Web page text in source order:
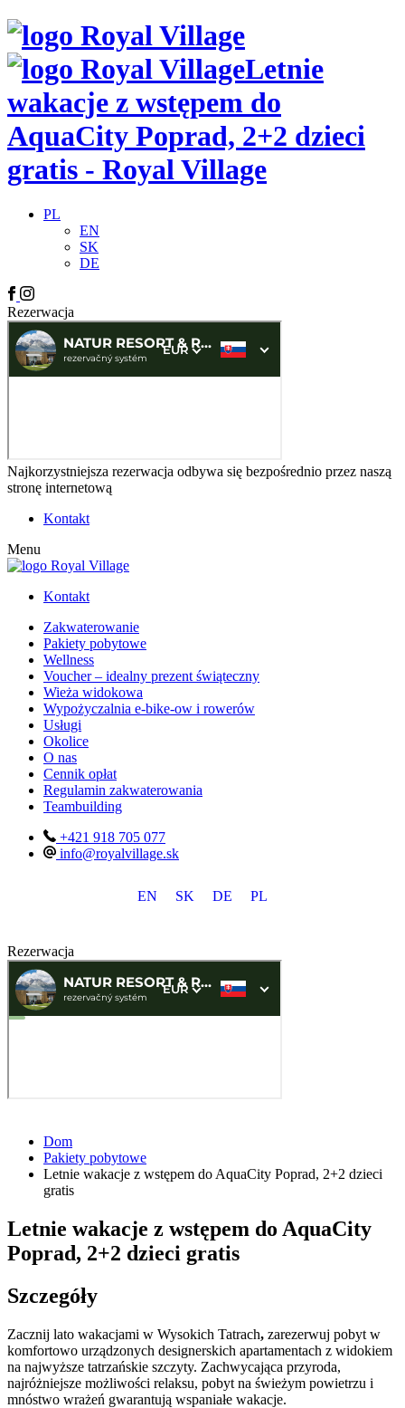
Letnie
wakacje z wstępem do
AquaCity Poprad, 2+2 dzieci
gratis - Royal Village
PL
EN
SK
DE
Rezerwacja
Najkorzystniejsza rezerwacja odbywa się bezpośrednio przez naszą
stronę internetową
Kontakt
Menu
Kontakt
Zakwaterowanie
Pakiety pobytowe
Wellness
Voucher – idealny prezent świąteczny
Wieża widokowa
Wypożyczalnia e-bike-ow i rowerów
Usługi
Okolice
O nas
Cennik opłat
Regulamin zakwaterowania
Teambuilding
+421 918 705 077
info@royalvillage.sk
EN SK DE PL
Rezerwacja
Dom
Pakiety pobytowe
Letnie wakacje z wstępem do AquaCity Poprad, 2+2 dzieci
gratis
Letnie wakacje z wstępem do AquaCity
Poprad, 2+2 dzieci gratis
Szczegóły
Zacznij lato wakacjami w Wysokich Tatrach, zarezerwuj pobyt w
komfortowo urządzonych designerskich apartamentach z widokiem
na najwyższe tatrzańskie szczyty. Zachwycająca przyroda,
najróżniejsze możliwości relaksu, pobyt na świeżym powietrzu i
mnóstwo wrażeń gwarantują wspaniałe wakacje.